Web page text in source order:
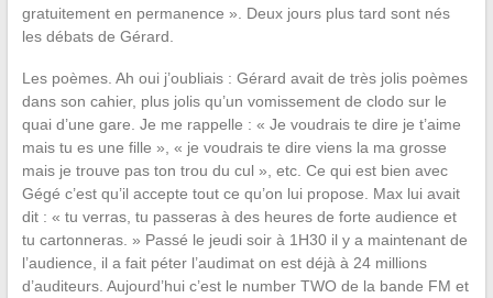
gratuitement en permanence ». Deux jours plus tard sont nés
les débats de Gérard.
Les poèmes. Ah oui j’oubliais : Gérard avait de très jolis poèmes
dans son cahier, plus jolis qu’un vomissement de clodo sur le
quai d’une gare. Je me rappelle : « Je voudrais te dire je t’aime
mais tu es une fille », « je voudrais te dire viens la ma grosse
mais je trouve pas ton trou du cul », etc. Ce qui est bien avec
Gégé c’est qu’il accepte tout ce qu’on lui propose. Max lui avait
dit : « tu verras, tu passeras à des heures de forte audience et
tu cartonneras. » Passé le jeudi soir à 1H30 il y a maintenant de
l’audience, il a fait péter l’audimat on est déjà à 24 millions
d’auditeurs. Aujourd’hui c’est le number TWO de la bande FM et